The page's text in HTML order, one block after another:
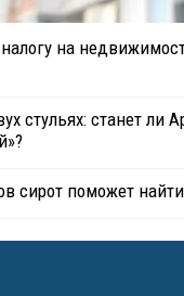
на
стульях: станет ли
сирот поможет